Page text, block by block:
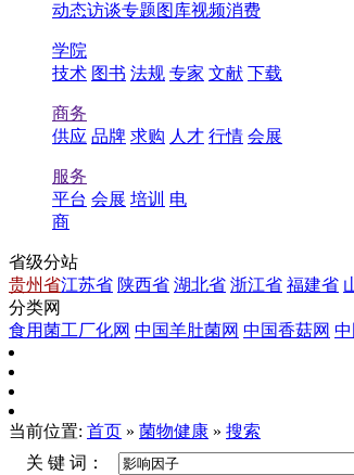
动态访谈专题图库视频消费
学院
技术 图书 法规 专家 文献 下载
商务
供应 品牌 求购 人才 行情 会展
服务
平台 会展 培训 电
商
省级分站
贵州省江苏省 陕西省 湖北省 浙江省 福建省
分类网
食用菌工厂化网 中国羊肚菌网 中国香菇网
当前位置: 首页 » 菌物健康 » 搜索
关 键 词：